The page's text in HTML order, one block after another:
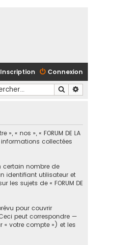
Connexion
Inscription
Rechercher
« nos », « FORUM DE LA
collectées
certain nombre de
identifiant utilisateur et
sujets de « FORUM DE
pour couvrir
peut correspondre —
« votre compte ») et les